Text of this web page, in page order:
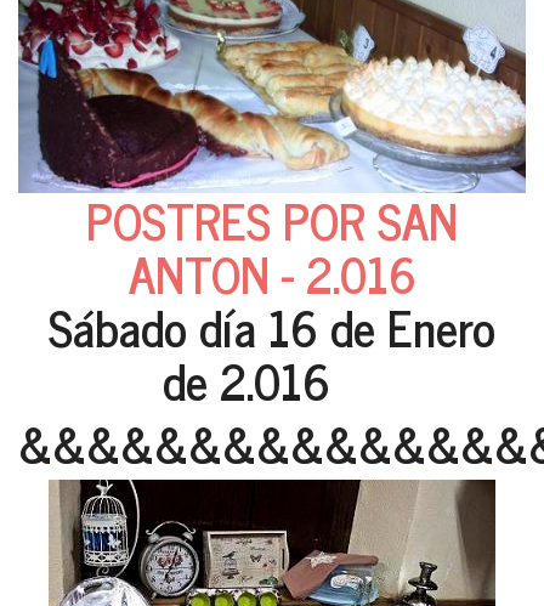
POSTRES POR SAN
ANTON - 2.016
Sábado día 16 de Enero
de 2.016